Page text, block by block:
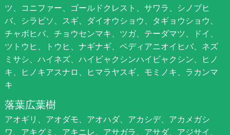
ツ、コニファー、ゴールドクレスト、サワラ、シノブヒ
バ、シラビソ、スギ、ダイオウショウ、タギョウショウ、
チャボヒバ、チョウセンマキ、ツガ、テーダマツ、ドイ、
ツトウヒ、トウヒ、ナギナギ、ペディアニオイヒバ、ネズ
ミサシ、ハイネズ、ハイビャクシンハイビャクシン、ヒノ
キ、ヒノキアスナロ、ヒマラヤスギ、モミノキ、ラカンマ
キ
落葉広葉樹
アオギリ、アオダモ、アオハダ、アカシデ、アカメガシ
ワ、アキグミ、アキニレ、アサガラ、アサダ、アジサイ、